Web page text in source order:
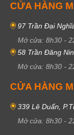
CỬA HÀNG
97 Trần Đại
Mở cửa: 8h30 -
58 Trần Đăng
Mở cửa: 8h30 -
CỬA HÀNG
339 Lê Duẩn,
Mở cửa: 8h30 -